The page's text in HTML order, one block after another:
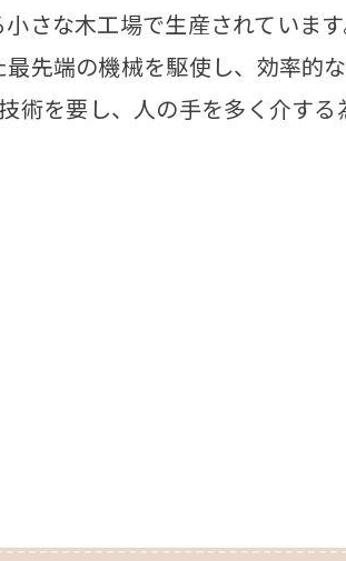
さな木工場で生産されています
先端の機械を駆使し、 効率的
術を要し、人の手を多く介す